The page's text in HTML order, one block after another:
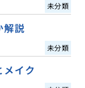
未分類
解説
未分類
イク